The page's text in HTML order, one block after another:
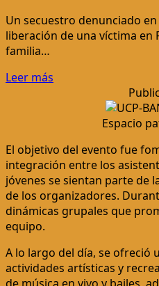
Un secuestro denunciado
liberación de una víctima en
familia…
Leer más
Espacio
El objetivo del evento fue
integración entre los
jóvenes se sientan parte de
de los organizadores.
dinámicas grupales que
equipo.
A lo largo del día, se ofreció
actividades artísticas y